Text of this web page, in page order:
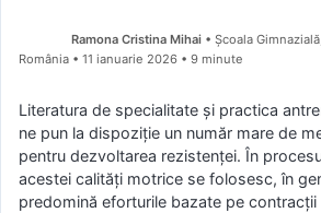
Ramona Cristina Mihai • Școala
România
11 ianuarie 2026 • 9 minute
Literatura de specialitate şi practica
ne pun la dispoziţie un număr mare de
pentru dezvoltarea rezistenţei. În
acestei calităţi motrice se folosesc, în
predomină eforturile bazate pe